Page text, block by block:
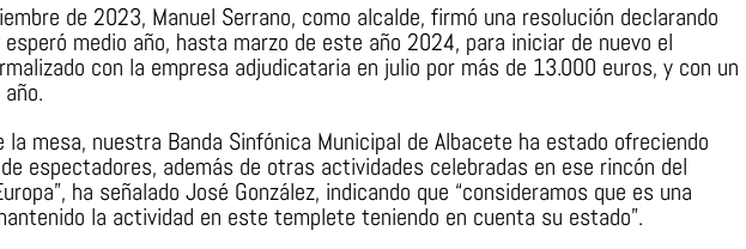
de 2023, Manuel Serrano, como alcalde, firmó una resolución declarando
medio año, hasta marzo de este año 2024, para iniciar de nuevo el
con la empresa adjudicataria en julio por más de 13.000 euros, y con un
la mesa, nuestra Banda Sinfónica Municipal de Albacete ha estado ofreciendo
espectadores, además de otras actividades celebradas en ese rincón del
ha señalado José González, indicando que “consideramos que es una
la actividad en este templete teniendo en cuenta su estado”.